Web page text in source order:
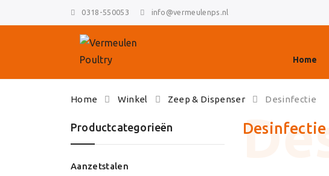
0318-550053 info@vermeulenps.nl
Home
to
content
Home Winkel Zeep & Dispenser Desinfectie
Productcategorieën
Aanzetstalen
Desinfectie